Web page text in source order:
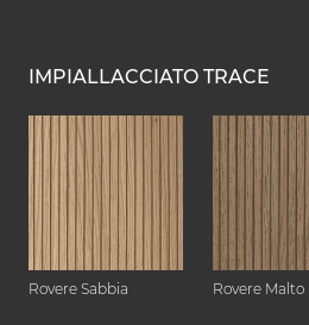
IMPIALLACCIATO TRACE
Rovere Sabbia Rovere Malto